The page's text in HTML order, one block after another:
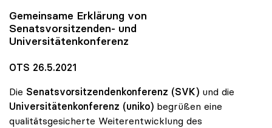
Gemeinsame Erklärung von
Senatsvorsitzenden- und
Universitätenkonferenz
OTS 26.5.2021
Die Senatsvorsitzendenkonferenz (SVK) und die
Universitätenkonferenz (uniko) begrüßen eine
qualitätsgesicherte Weiterentwicklung des